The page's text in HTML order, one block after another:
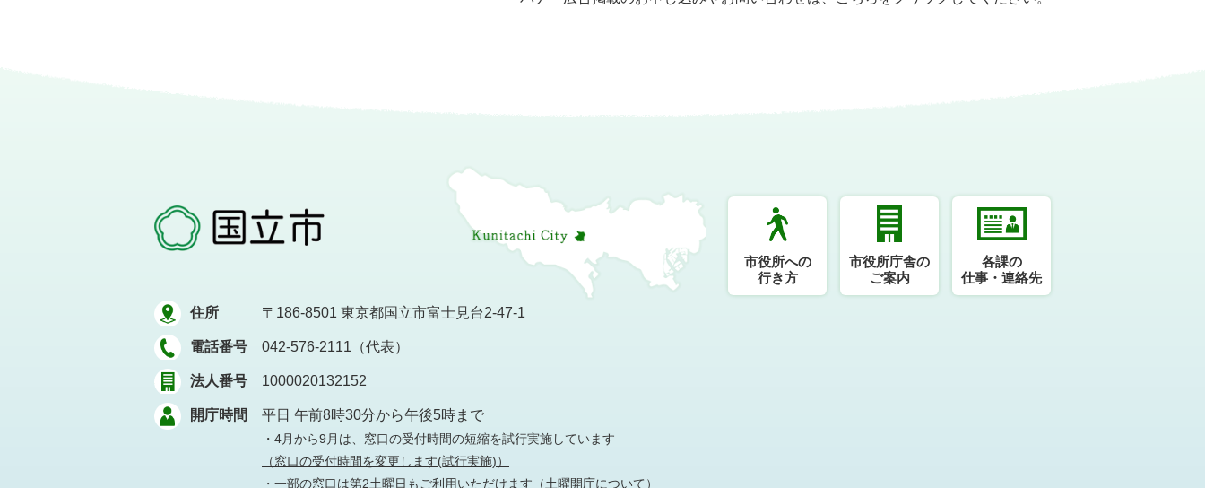
住所 〒186-8501 東京都国立市富士見台2-47-1
電話番号 042-576-2111（代表）
法人番号 1000020132152
開庁時間 平日 午前8時30分から午後5時まで
・4月から9月は、窓口の受付時間の短縮を試行実施しています
（窓口の受付時間を変更します(試行実施)）
・一部の窓口は第2土曜日もご利用いただけます （土曜開庁について）
市役所への
行き方
市役所庁舎の
ご案内
各課の
仕事・連絡先